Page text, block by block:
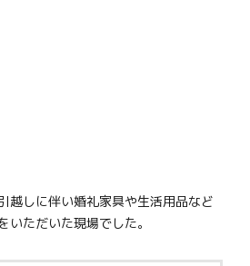
越しに伴い婚礼家具や生活用品など
ただいた現場でした。